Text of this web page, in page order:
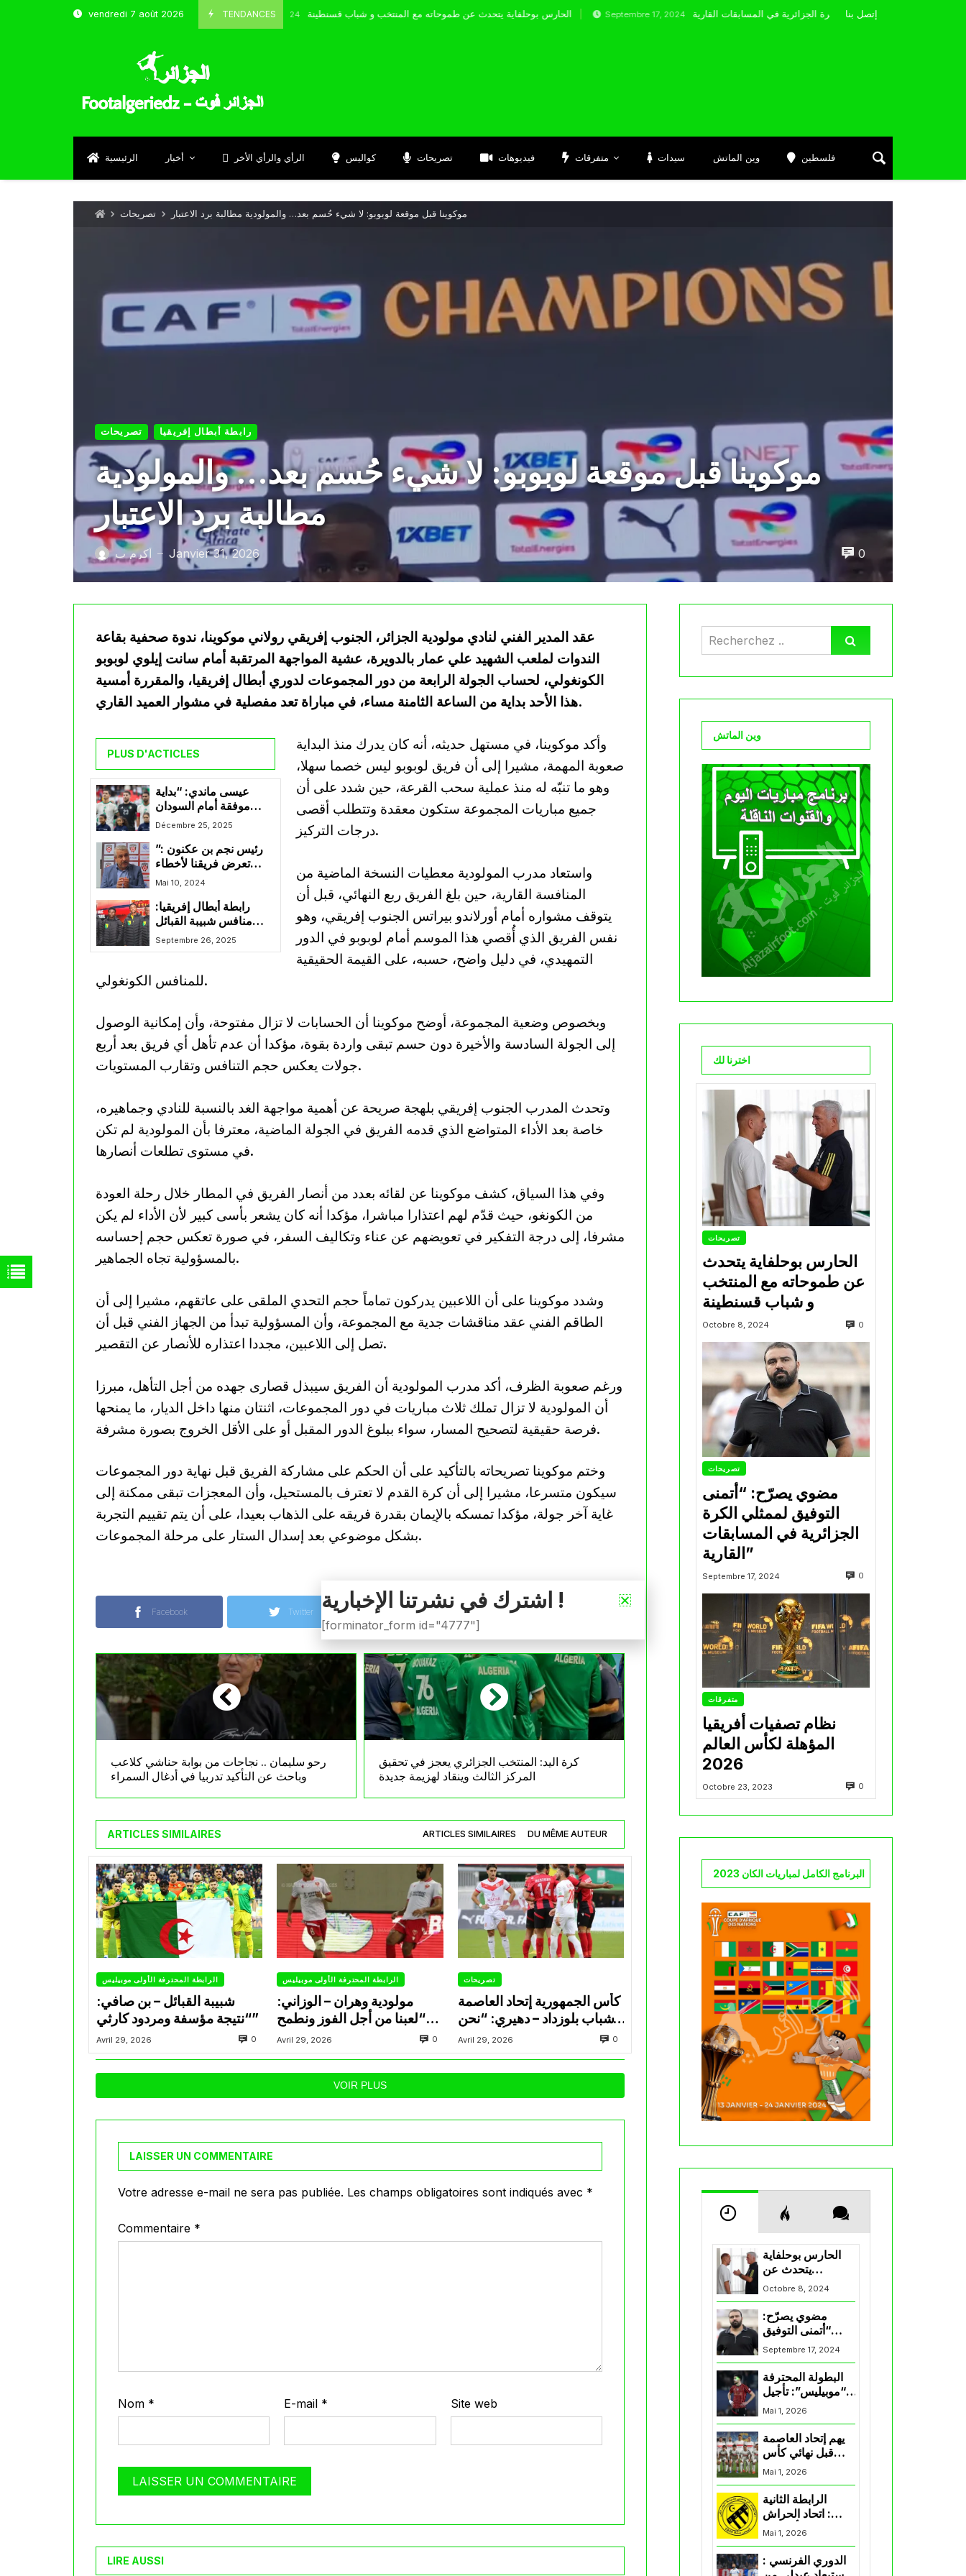
vendredi 7 août 2026 TENDANCES
Octobre 8, 2024 الحارس بوحلفاية يتحدث عن طموحاته مع المنتخب و شباب قسنطينة Septembre 17, 2024 إتصل بنا
الرئيسية أخبار الرأي والرأي الأخر كواليس تصريحات فيديوهات متفرقات سيدات وين الماتش فلسطين
تصريحات موكوينا قبل موقعة لوبوبو: لا شيء حُسم بعد… والمولودية مطالبة برد الاعتبار
تصريحات رابطة أبطال إفريقيا
موكوينا قبل موقعة لوبوبو: لا شيء حُسم بعد… والمولودية
مطالبة برد الاعتبار
أكرم ب — Janvier 31, 2026 0
عقد المدير الفني لنادي مولودية الجزائر، الجنوب إفريقي رولاني موكوينا، ندوة صحفية بقاعة
الندوات لملعب الشهيد علي عمار بالدويرة، عشية المواجهة المرتقبة أمام سانت إيلوي لوبوبو
الكونغولي، لحساب الجولة الرابعة من دور المجموعات لدوري أبطال إفريقيا، والمقررة أمسية
هذا الأحد بداية من الساعة الثامنة مساء، في مباراة تعد مفصلية في مشوار العميد القاري.
PLUS D'ACTICLES
عيسى ماندي: “بداية
موفقة أمام السودان
وهدفنا مواصلة إسعاد
Décembre 25, 2025
رئيس نجم بن عكنون :”
تعرض فريقنا لأخطاء
تحكيمية في العديد من
Mai 10, 2024
رابطة أبطال إفريقيا:
منافس شبيبة القبائل
يحط الرحال بالجزائر
استعدادا لمواجهة الإياب
Septembre 26, 2025
وأكد موكوينا، في مستهل حديثه، أنه كان يدرك منذ البداية
صعوبة المهمة، مشيرا إلى أن فريق لوبوبو ليس خصما سهلا،
وهو ما تنبّه له منذ عملية سحب القرعة، حين شدد على أن
جميع مباريات المجموعة ستكون معقدة وتتطلب أقصى
درجات التركيز.
واستعاد مدرب المولودية معطيات النسخة الماضية من
المنافسة القارية، حين بلغ الفريق ربع النهائي، قبل أن
يتوقف مشواره أمام أورلاندو بيراتس الجنوب إفريقي، وهو
نفس الفريق الذي أُقصي هذا الموسم أمام لوبوبو في الدور
التمهيدي، في دليل واضح، حسبه، على القيمة الحقيقية
للمنافس الكونغولي.
وبخصوص وضعية المجموعة، أوضح موكوينا أن الحسابات لا تزال مفتوحة، وأن إمكانية الوصول
إلى الجولة السادسة والأخيرة دون حسم تبقى واردة بقوة، مؤكدا أن عدم تأهل أي فريق بعد أربع
جولات يعكس حجم التنافس وتقارب المستويات.
وتحدث المدرب الجنوب إفريقي بلهجة صريحة عن أهمية مواجهة الغد بالنسبة للنادي وجماهيره،
خاصة بعد الأداء المتواضع الذي قدمه الفريق في الجولة الماضية، معترفا بأن المولودية لم تكن
في مستوى تطلعات أنصارها.
وفي هذا السياق، كشف موكوينا عن لقائه بعدد من أنصار الفريق في المطار خلال رحلة العودة
من الكونغو، حيث قدّم لهم اعتذارا مباشرا، مؤكدا أنه كان يشعر بأسى كبير لأن الأداء لم يكن
مشرفا، إلى درجة التفكير في تعويضهم عن عناء وتكاليف السفر، في صورة تعكس حجم إحساسه
بالمسؤولية تجاه الجماهير.
وشدد موكوينا على أن اللاعبين يدركون تماماً حجم التحدي الملقى على عاتقهم، مشيرا إلى أن
الطاقم الفني عقد مناقشات جدية مع المجموعة، وأن المسؤولية تبدأ من الجهاز الفني قبل أن
تصل إلى اللاعبين، مجددا اعتذاره للأنصار عن التقصير.
ورغم صعوبة الظرف، أكد مدرب المولودية أن الفريق سيبذل قصارى جهده من أجل التأهل، مبرزا
أن المولودية لا تزال تملك ثلاث مباريات في دور المجموعات، اثنتان منها داخل الديار، ما يمنحها
فرصة حقيقية لتصحيح المسار، سواء ببلوغ الدور المقبل أو على الأقل الخروج بصورة مشرفة.
وختم موكوينا تصريحاته بالتأكيد على أن الحكم على مشاركة الفريق قبل نهاية دور المجموعات
سيكون متسرعا، مشيرا إلى أن كرة القدم لا تعترف بالمستحيل، وأن المعجزات تبقى ممكنة إلى
غاية آخر جولة، مؤكدا تمسكه بالإيمان بقدرة فريقه على الذهاب بعيدا، على أن يتم تقييم التجربة
بشكل موضوعي بعد إسدال الستار على مرحلة المجموعات.
Facebook Twitter
رحو سليمان .. نجاحات من بوابة حناشي كلاعب
وباحث عن التأكيد تدربيا في أدغال السمراء
كرة اليد: المنتخب الجزائري يعجز في تحقيق
المركز الثالث وينقاد لهزيمة جديدة
ARTICLES SIMILAIRES ARTICLES SIMILAIRES DU MÊME AUTEUR
الرابطة المحترفة الأولى موبيليس
شبيبة القبائل – بن صافي:
“نتيجة مؤسفة ومردود كارثي”
Avril 29, 2026 0
الرابطة المحترفة الأولى موبيليس
مولودية وهران – الوزاني:
“لعبنا من أجل الفوز ونطمح
لإنهاء الموسم في البوديوم”
Avril 29, 2026 0
تصريحات
كأس الجمهورية إتحاد العاصمة
– شباب بلوزداد – دهيري: “نحن
جاهزون وسنقدم أقصى ما
لدينا”
Avril 29, 2026 0
VOIR PLUS
LAISSER UN COMMENTAIRE
Votre adresse e-mail ne sera pas publiée. Les champs obligatoires sont indiqués avec *
Commentaire *
Nom * E-mail * Site web
LIRE AUSSI
وين الماتش
اخترنا لك
تصريحات
الحارس بوحلفاية يتحدث
عن طموحاته مع المنتخب
و شباب قسنطينة
Octobre 8, 2024 0
تصريحات
مضوي يصرّح: “أتمنى
التوفيق لممثلي الكرة
الجزائرية في المسابقات
القارية”
Septembre 17, 2024 0
متفرقات
نظام تصفيات أفريقيا
المؤهلة لكأس العالم
2026
Octobre 23, 2023 0
البرنامج الكامل لمباريات الكان 2023
الحارس بوحلفاية
يتحدث عن
طموحاته مع
المنتخب و شباب
قسنطينة
Octobre 8, 2024
مضوي يصرّح:
“أتمنى التوفيق
لممثلي الكرة
الجزائرية في
Septembre 17, 2024
البطولة المحترفة
“موبيليس”: تأجيل
مباراة إتحاد
العاصمة وأتلتيك
بارادو
Mai 1, 2026
يهم إتحاد العاصمة
قبل نهائي كأس
اكاف : الزمالك
يسقط بثلاثية أمام
Mai 1, 2026
الرابطة الثانية
: اتحاد الحراش
يحسم التأهل إلى
“البلاي أوف”
Mai 1, 2026
الدوري الفرنسي :
اشترك في نشرتنا الإخبارية !
[forminator_form id="4777"]